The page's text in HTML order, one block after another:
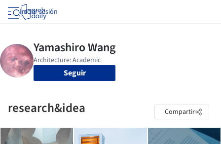
Iniciar sesión
Seguir
research&idea Compartir